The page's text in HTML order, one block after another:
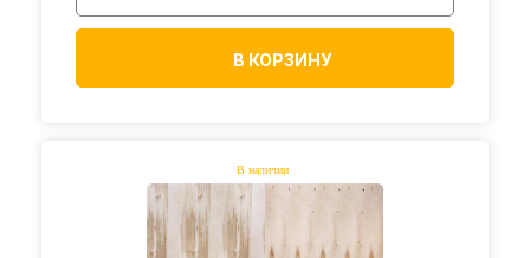
В КОРЗИНУ